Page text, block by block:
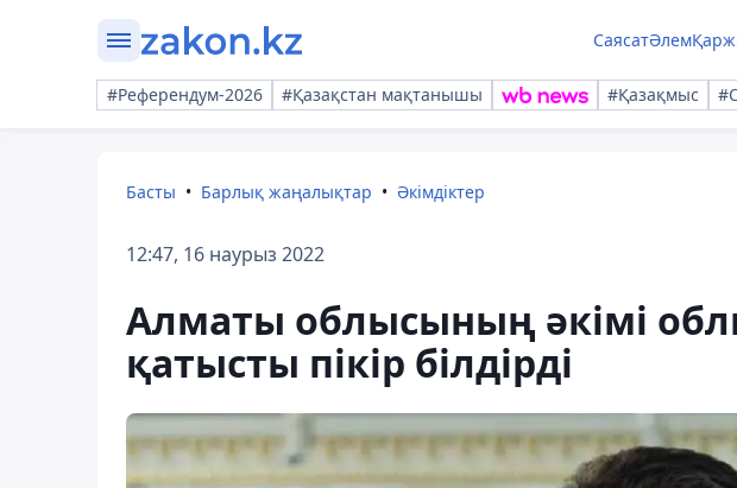
СаясатӘлем
#Референдум-2026 #Қазақстан мақтанышы #Қазақмыс
Басты Барлық жаңалықтар Әкімдіктер
12:47, 16 наурыз 2022
Алматы облысының әкімі
қатысты пікір білдірді